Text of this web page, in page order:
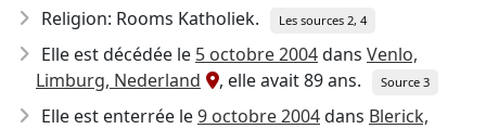
Religion: Rooms Katholiek. Les sources 2, 4
Elle est décédée le 5 octobre 2004dans Venlo,
Limburg, Nederland
, elle avait 89 ans. Source 3
Elle est enterrée le9 octobre 2004dans Blerick,